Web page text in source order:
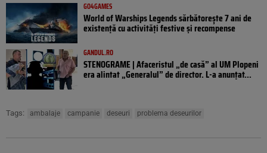
GO4GAMES
World of Warships Legends sărbătorește 7 ani de
existență cu activități festive și recompense
GANDUL.RO
STENOGRAME | Afaceristul „de casă” al UM Plopeni
era alintat „Generalul” de director. L-a anunțat...
Tags: ambalaje campanie deseuri problema deseurilor